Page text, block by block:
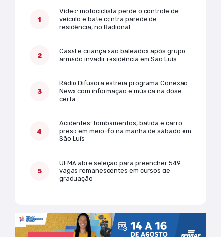
Vídeo: motociclista perde o controle de
veículo e bate contra parede de
residência, no Radional
Casal e criança são baleados após grupo
armado invadir residência em São Luís
Rádio Difusora estreia programa Conexão
News com informação e música na dose
certa
Acidentes: tombamentos, batida e carro
preso em meio-fio na manhã de sábado em
São Luís
UFMA abre seleção para preencher 549
vagas remanescentes em cursos de
graduação